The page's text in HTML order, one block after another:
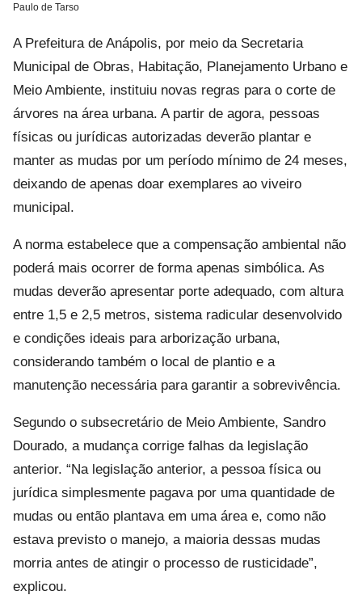
Paulo de Tarso
A Prefeitura de Anápolis, por meio da Secretaria
Municipal de Obras, Habitação, Planejamento Urbano e
Meio Ambiente, instituiu novas regras para o corte de
árvores na área urbana. A partir de agora, pessoas
físicas ou jurídicas autorizadas deverão plantar e
manter as mudas por um período mínimo de 24 meses,
deixando de apenas doar exemplares ao viveiro
municipal.
A norma estabelece que a compensação ambiental não
poderá mais ocorrer de forma apenas simbólica. As
mudas deverão apresentar porte adequado, com altura
entre 1,5 e 2,5 metros, sistema radicular desenvolvido
e condições ideais para arborização urbana,
considerando também o local de plantio e a
manutenção necessária para garantir a sobrevivência.
Segundo o subsecretário de Meio Ambiente, Sandro
Dourado, a mudança corrige falhas da legislação
anterior. “Na legislação anterior, a pessoa física ou
jurídica simplesmente pagava por uma quantidade de
mudas ou então plantava em uma área e, como não
estava previsto o manejo, a maioria dessas mudas
morria antes de atingir o processo de rusticidade”,
explicou.